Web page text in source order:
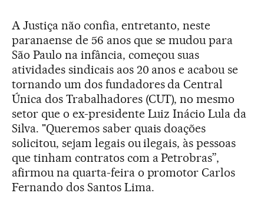
A Justiça não confia, entretanto, neste
paranaense de 56 anos que se mudou para
São Paulo na infância, começou suas
atividades sindicais aos 20 anos e acabou se
tornando um dos fundadores da Central
Única dos Trabalhadores (CUT), no mesmo
setor que o ex-presidente Luiz Inácio Lula da
Silva. "Queremos saber quais doações
solicitou, sejam legais ou ilegais, às pessoas
que tinham contratos com a Petrobras”,
afirmou na quarta-feira o promotor Carlos
Fernando dos Santos Lima.